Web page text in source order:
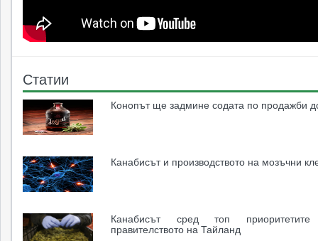
Статии
Конопът ще задмине содата по продажби
Канабисът и производството на мозъчни
Канабисът сред топ
правителството на Тайланд